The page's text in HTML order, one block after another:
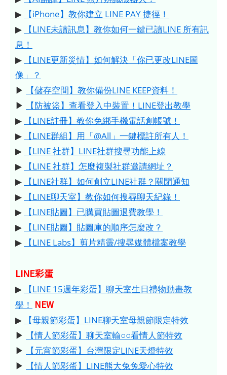
▶
【iPhone】教你建立 LINE PAY 捷徑！
▶
【LINE未讀訊息】教你如何一鍵已讀LINE 所有訊
息！
▶
【LINE更新災情】如何解決「你已更改LINE圖
像」？
▶
【儲存空間】教你備份LINE KEEP資料！
▶
【防被盜】查看登入中裝置！LINE登出教學
▶
【LINE註冊】教你免綁手機電話創帳號！
▶
【LINE群組】用「@All」一鍵標註所有人！
▶
【LINE 社群】LINE社群搜尋功能上線
▶
【LINE 社群】怎麼複製社群邀請網址？
▶
【LINE社群】如何創立LINE社群？關閉通知
▶
【LINE聊天室】教你如何搜尋聊天紀錄！
▶
【LINE貼圖】已購買貼圖退費教學！
▶
【LINE貼圖】貼圖庫的順序怎麼改？
▶
【LINE Labs】剪片精靈/搜尋媒體檔案教學
LINE彩蛋
▶
【LINE 15週年彩蛋】聊天室生日禮物動畫教
學！ NEW
▶
【母親節彩蛋】LINE聊天室母親節限定特效
▶
【情人節彩蛋】聊天室輸○○看情人節特效
▶
【元宵節彩蛋】台灣限定LINE天燈特效
▶
【情人節彩蛋】LINE熊大兔兔愛心特效